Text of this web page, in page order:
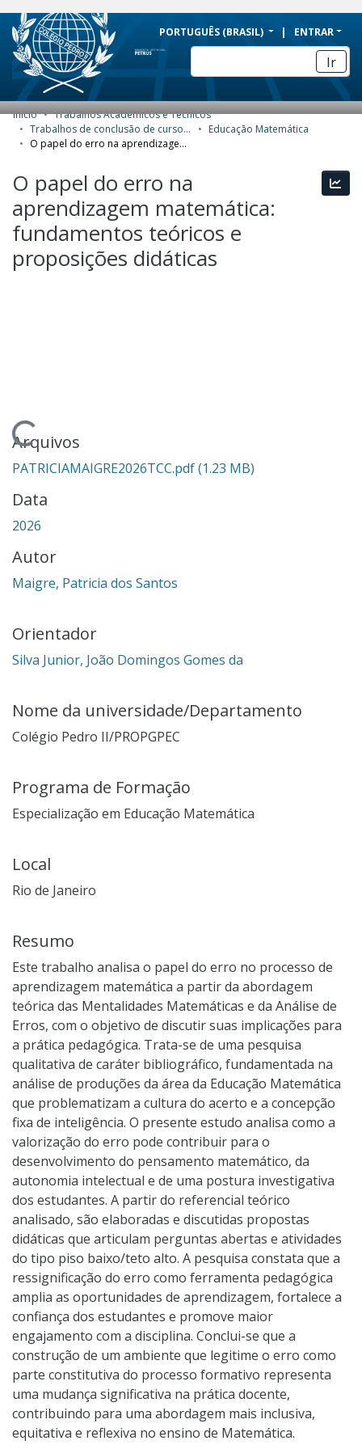
BRAZIL
Simplifique!
Comunica BR
Participe
Acesso à informação
Canais
PORTUGUÊS (BRASIL) ENTRAR
Ir
COMUNIDADES E COLEÇÕES
ESTATÍSTICAS
SOBRE
Início
Trabalhos Acadêmicos e Técnicos
Trabalhos de conclusão de curso de Especialização
Educação Matemática
O papel do erro na aprendizagem matemática: fundamentos teóricos e proposições didáticas
O papel do erro na
aprendizagem matemática:
fundamentos teóricos e
proposições didáticas
Arquivos
PATRICIAMAIGRE2026TCC.pdf(1.23 MB)
Data
2026
Autor
Maigre, Patricia dos Santos
Orientador
Silva Junior, João Domingos Gomes da
Nome da universidade/Departamento
Colégio Pedro II/PROPGPEC
Programa de Formação
Especialização em Educação Matemática
Local
Rio de Janeiro
Resumo
Este trabalho analisa o papel do erro no processo de
aprendizagem matemática a partir da abordagem
teórica das Mentalidades Matemáticas e da Análise de
Erros, com o objetivo de discutir suas implicações para
a prática pedagógica. Trata-se de uma pesquisa
qualitativa de caráter bibliográfico, fundamentada na
análise de produções da área da Educação Matemática
que problematizam a cultura do acerto e a concepção
fixa de inteligência. O presente estudo analisa como a
valorização do erro pode contribuir para o
desenvolvimento do pensamento matemático, da
autonomia intelectual e de uma postura investigativa
dos estudantes. A partir do referencial teórico
analisado, são elaboradas e discutidas propostas
didáticas que articulam perguntas abertas e atividades
do tipo piso baixo/teto alto. A pesquisa constata que a
ressignificação do erro como ferramenta pedagógica
amplia as oportunidades de aprendizagem, fortalece a
confiança dos estudantes e promove maior
engajamento com a disciplina. Conclui-se que a
construção de um ambiente que legitime o erro como
parte constitutiva do processo formativo representa
uma mudança significativa na prática docente,
contribuindo para uma abordagem mais inclusiva,
equitativa e reflexiva no ensino de Matemática.